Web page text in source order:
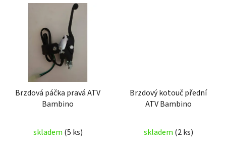
Brzdová páčka pravá ATV
Bambino
skladem (5 ks)
Brzdový kotouč přední
ATV Bambino
skladem (2 ks)